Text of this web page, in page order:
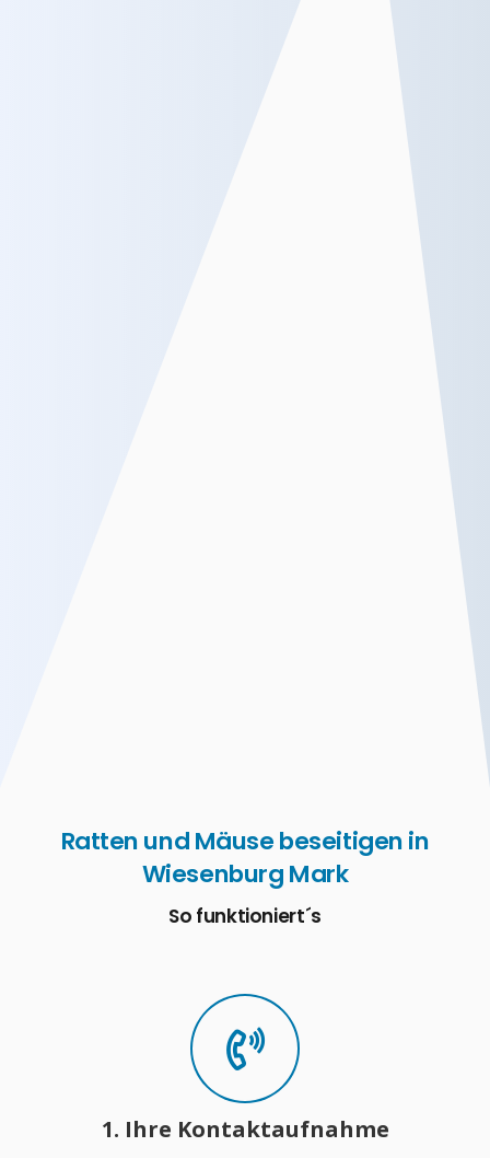
Ratten und Mäuse beseitigen in
Wiesenburg Mark
So funktioniert´s
1. Ihre Kontaktaufnahme